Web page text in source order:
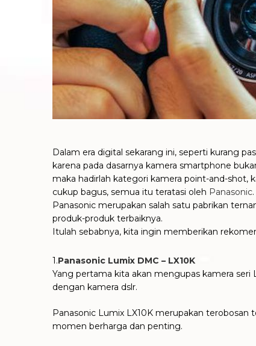
Dalam era digital sekarang ini, seperti kurang
karena pada dasarnya kamera smartphone
maka hadirlah kategori kamera point-and-shot,
cukup bagus, semua itu teratasi oleh Panasonic.
Panasonic merupakan salah satu pabrikan
produk-produk terbaiknya.
Itulah sebabnya, kita ingin memberikan
1.Panasonic Lumix DMC – LX10K
Yang pertama kita akan mengupas kamera
dengan kamera dslr.
Panasonic Lumix LX10K merupakan
momen berharga dan penting.